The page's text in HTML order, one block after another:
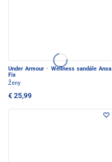
Under Armour · Wellness sandále Ansa
Fix
Ženy
€ 25,99